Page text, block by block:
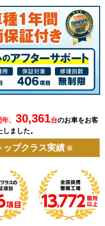
、 30,361台のお車をお客
ました。
ップクラス実績 ※